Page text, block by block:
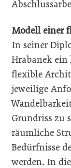
Modell einer
In seiner
Hrabanek
flexible
jeweilige
Grundriss zu
räumliche
Bedürfnisse
werden. In